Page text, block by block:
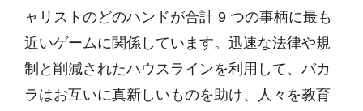
ャリストのどのハンドが合計 9 つの事柄に最も
近いゲームに関係しています。迅速な法律や規
制と削減されたハウスラインを利用して、バカ
ラはお互いに真新しいものを助け、人々を教育